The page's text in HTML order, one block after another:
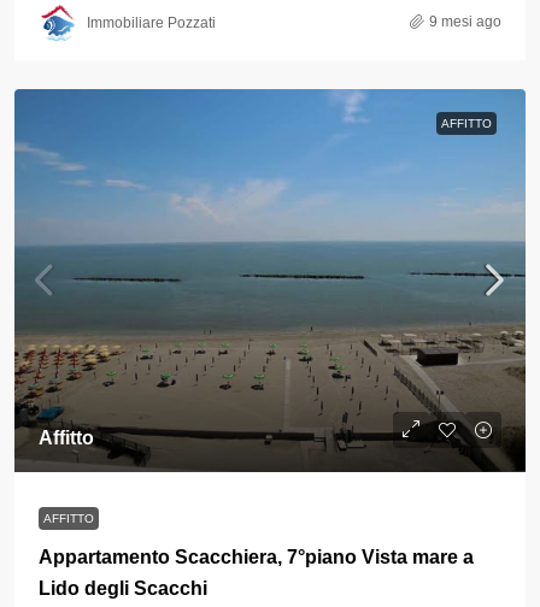
Immobiliare Pozzati 9 mesi ago
AFFITTO
Affitto
AFFITTO
Appartamento Scacchiera, 7°piano Vista mare a
Lido degli Scacchi